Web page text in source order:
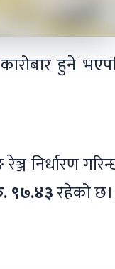
हुने
निर्धारण
९७.४३रहेको छ।